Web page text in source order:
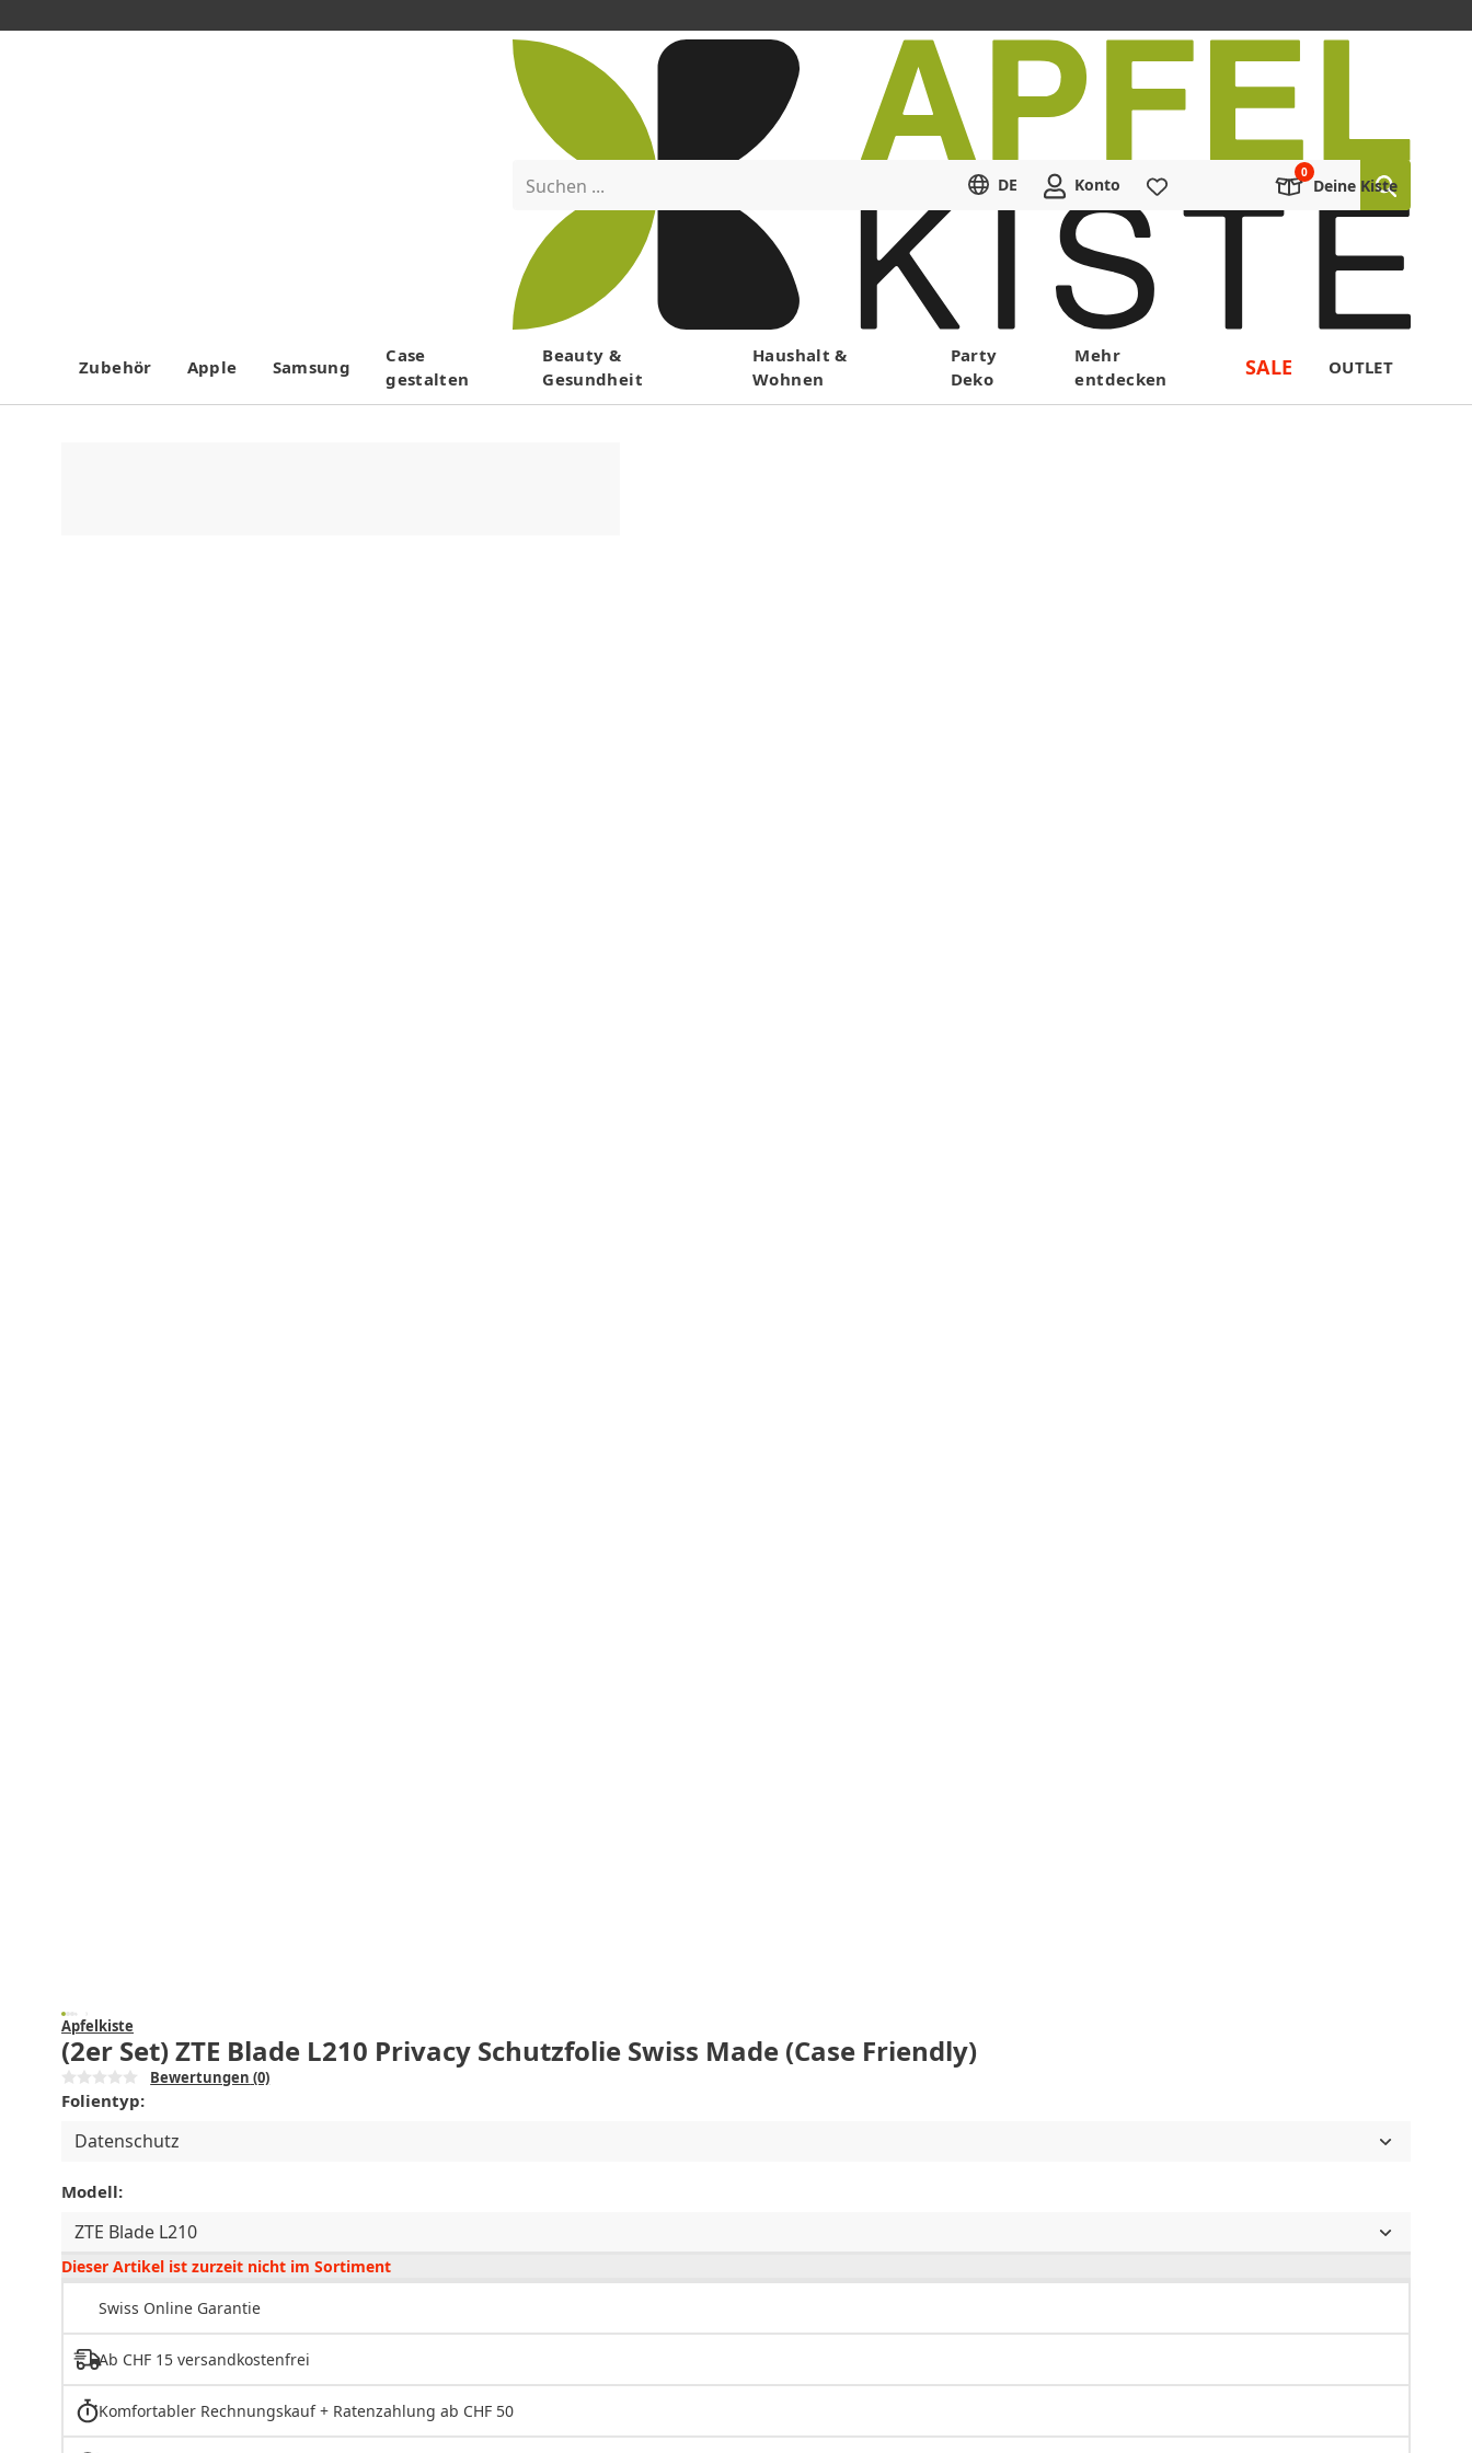
Menü
Suchen ... DE Konto Deine Kiste
Zubehör Apple Samsung
Case
gestalten
Beauty &
Gesundheit
Haushalt &
Wohnen
Party
Deko
Mehr
entdecken
SALE OUTLET
Apfelkiste
(2er Set) ZTE Blade L210 Privacy Schutzfolie Swiss Made (Case Friendly)
Bewertungen (0)
Folientyp:
Datenschutz
Modell:
ZTE Blade L210
Dieser Artikel ist zurzeit nicht im Sortiment
Swiss Online Garantie
Ab CHF 15 versandkostenfrei
Komfortabler Rechnungskauf + Ratenzahlung ab CHF 50